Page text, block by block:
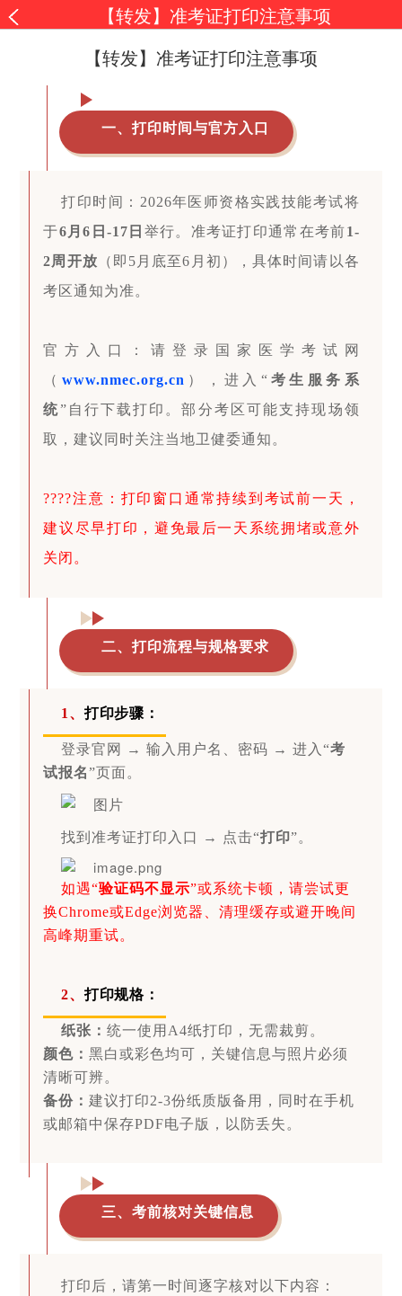
【转发】准考证打印注意事项
【转发】准考证打印注意事项
一、打印时间与官方入口
打印时间：2026年医师资格实践技能考试将
于6月6日-17日 举行。准考证打印通常在考前1-
2周开放 （即5月底至6月初），具体时间请以各
考区通知为准。
官方入口：请登录国家医学考试网
（ www.nmec.org.cn ），进入“ 考生服务系
统”自行下载打印。部分考区可能支持现场领
取，建议同时关注当地卫健委通知。
????注意：打印窗口通常持续到考试前一天，
建议尽早打印，避免最后一天系统拥堵或意外
关闭。
二、打印流程与规格要求
1、打印步骤：
登录官网 → 输入用户名、密码 → 进入“考
试报名”页面。
找到准考证打印入口 → 点击“打印”。
如遇“验证码不显示”或系统卡顿，请尝试更
换Chrome或Edge浏览器、清理缓存或避开晚间
高峰期重试。
2、打印规格：
纸张：统一使用A4纸打印，无需裁剪。
颜色：黑白或彩色均可，关键信息与照片必须
清晰可辨。
备份：建议打印2-3份纸质版备用，同时在手机
或邮箱中保存PDF电子版，以防丢失。
三、考前核对关键信息
打印后，请第一时间逐字核对以下内容：